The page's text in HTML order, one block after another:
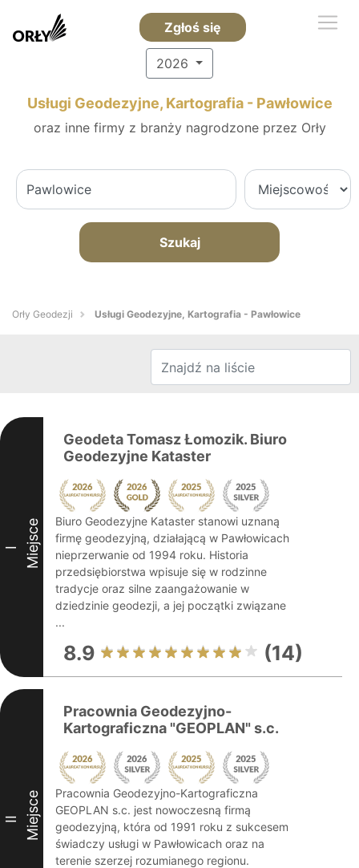
Zgłoś się
2026
Usługi Geodezyjne, Kartografia - Pawłowice
oraz inne firmy z branży nagrodzone przez Orły
Szukaj
Orły Geodezji Usługi Geodezyjne, Kartografia - Pawłowice
I Miejsce
Geodeta Tomasz Łomozik. Biuro
Geodezyjne Kataster
Biuro Geodezyjne Kataster stanowi uznaną
firmę geodezyjną, działającą w Pawłowicach
nieprzerwanie od 1994 roku. Historia
przedsiębiorstwa wpisuje się w rodzinne
tradycje oraz silne zaangażowanie w
dziedzinie geodezji, a jej początki związane
...
8.9 (14)
II Miejsce
Pracownia Geodezyjno-
Kartograficzna "GEOPLAN" s.c.
Pracownia Geodezyjno-Kartograficzna
GEOPLAN s.c. jest nowoczesną firmą
geodezyjną, która od 1991 roku z sukcesem
świadczy usługi w Pawłowicach oraz na
terenie szerzej rozumianego regionu.